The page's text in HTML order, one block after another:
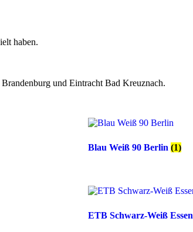
haben.
und Eintracht Bad Kreuznach.
Blau Weiß 90 Berlin (1)
ETB Schwarz-Weiß Essen